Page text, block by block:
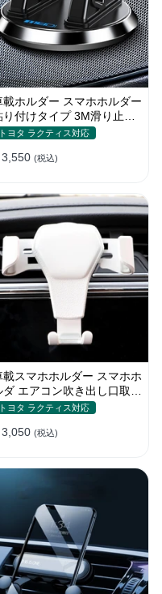
載ホルダー スマホホルダー
り付けタイプ 3M滑り止め
リコンパッド 全機種
トヨタ ラクティス対応
(税込)
載スマホホルダー スマホホ
ダ エアコン吹き出し口取り
け 全機種 可愛い アニメ
トヨタ ラクティス対応
(税込)